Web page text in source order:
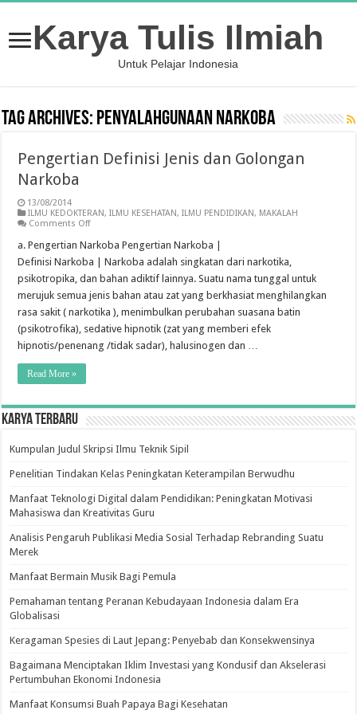
Karya Tulis Ilmiah
Untuk Pelajar Indonesia
Tag Archives: Penyalahgunaan Narkoba
Pengertian Definisi Jenis dan Golongan
Narkoba
13/08/2014
ILMU KEDOKTERAN,ILMU KESEHATAN,ILMU PENDIDIKAN, MAKALAH
Comments Offon
Definisi
dan
Golongan
Narkoba
a. Pengertian Narkoba Pengertian Narkoba |
Definisi Narkoba | Narkoba adalah singkatan dari narkotika,
psikotropika, dan bahan adiktif lainnya. Suatu nama tunggal untuk
merujuk semua jenis bahan atau zat yang berkhasiat menghilangkan
rasa sakit ( narkotika ), menimbulkan perubahan suasana batin
(psikotrofika), sedative hipnotik (zat yang memberi efek
hipnotis/penenang /tidak sadar), halusinogen dan …
Read More »
Karya Terbaru
Kumpulan Judul Skripsi Ilmu Teknik Sipil
Penelitian Tindakan Kelas Peningkatan Keterampilan Berwudhu
Manfaat Teknologi Digital dalam Pendidikan: Peningkatan Motivasi
Mahasiswa dan Kreativitas Guru
Analisis Pengaruh Publikasi Media Sosial Terhadap Rebranding Suatu
Merek
Manfaat Bermain Musik Bagi Pemula
Pemahaman tentang Peranan Kebudayaan Indonesia dalam Era
Globalisasi
Keragaman Spesies di Laut Jepang: Penyebab dan Konsekwensinya
Bagaimana Menciptakan Iklim Investasi yang Kondusif dan Akselerasi
Pertumbuhan Ekonomi Indonesia
Manfaat Konsumsi Buah Papaya Bagi Kesehatan